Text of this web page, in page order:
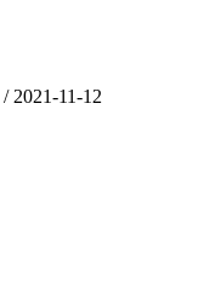
/ 2021-11-12